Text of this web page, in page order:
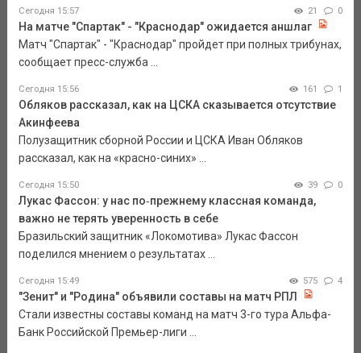
Сегодня 15:57 21 0
На матче "Спартак" - "Краснодар" ожидается аншлаг
Матч "Спартак" - "Краснодар" пройдет при полных трибунах,
сообщает пресс-служба ...
Сегодня 15:56 161 1
Обляков рассказал, как на ЦСКА сказывается отсутствие
Акинфеева
Полузащитник сборной России и ЦСКА Иван Обляков
рассказал, как на «красно-синих» ...
Сегодня 15:50 39 0
Лукас Фассон: у нас по‑прежнему классная команда,
важно не терять уверенность в себе
Бразильский защитник «Локомотива» Лукас Фассон
поделился мнением о результатах ...
Сегодня 15:49 575 4
"Зенит" и "Родина" объявили составы на матч РПЛ
Стали известны составы команд на матч 3-го тура Альфа-
Банк Российской Премьер-лиги ...